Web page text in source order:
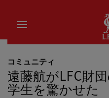
コミュニティ
遠藤航がLFC財
学生を驚かせた